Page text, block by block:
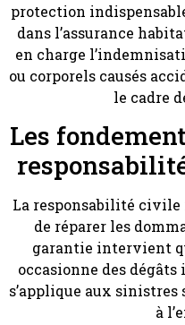
protection
dans l’assurance
en charge
ou corporels causés
le cadre
Les
La responsabilité civile
de réparer les
garantie intervient
occasionne des
s’applique aux
à